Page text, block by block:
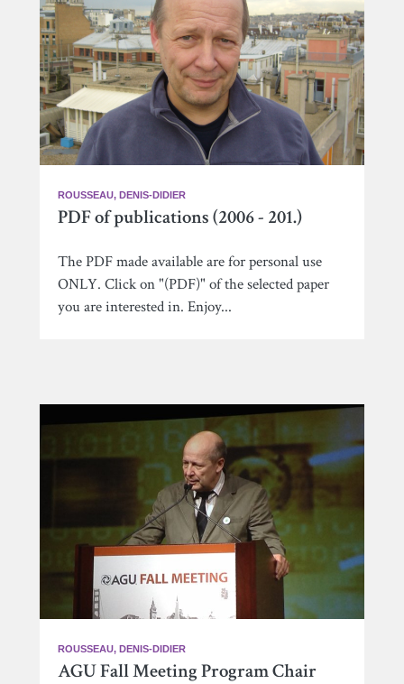
ROUSSEAU, DENIS-DIDIER
PDF of publications (2006 - 201.)
The PDF made available are for personal use
ONLY. Click on "(PDF)" of the selected paper
you are interested in. Enjoy...
ROUSSEAU, DENIS-DIDIER
AGU Fall Meeting Program Chair